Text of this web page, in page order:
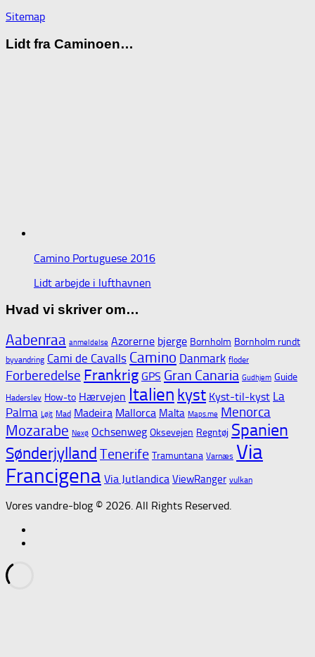
Sitemap
Lidt fra Caminoen…
Camino Portuguese 2016
Lidt arbejde i lufthavnen
Hvad vi skriver om…
Aabenraa anmeldelse Azorerne bjerge Bornholm Bornholm rundt
byvandring Cami de Cavalls Camino Danmark floder
Forberedelse Frankrig GPS Gran Canaria Gudhjem Guide
Haderslev How-to Hærvejen Italien kyst Kyst-til-kyst La
Palma Løjt Mad Madeira Mallorca Malta Maps.me Menorca
Mozarabe Nexø Ochsenweg Oksevejen Regntøj Spanien
Sønderjylland Tenerife Tramuntana Varnæs Via
Francigena Via Jutlandica ViewRanger vulkan
Vores vandre-blog © 2026. All Rights Reserved.